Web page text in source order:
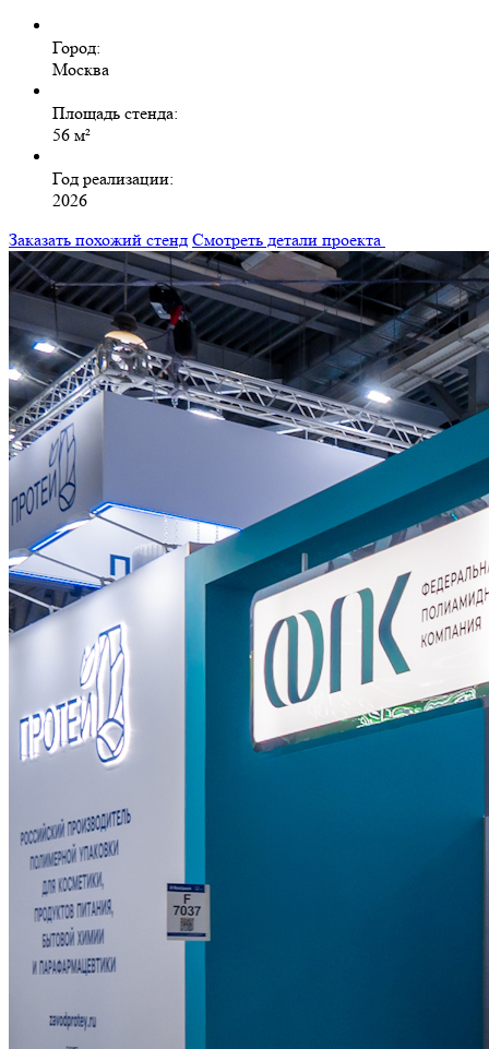
Город:
Москва
Площадь стенда:
56 м²
Год реализации:
2026
Заказать похожий стенд Смотреть детали проекта